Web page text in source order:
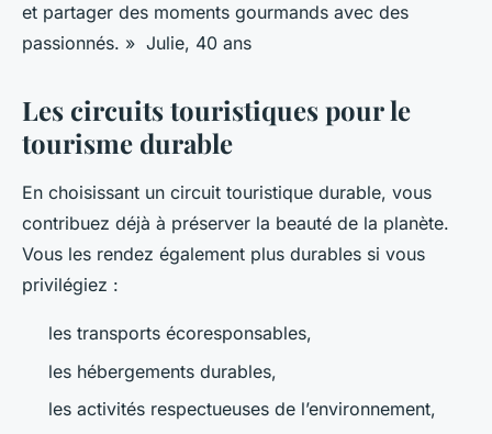
et partager des moments gourmands avec des
passionnés. » Julie, 40 ans
Les circuits touristiques pour le
tourisme durable
En choisissant un circuit touristique durable, vous
contribuez déjà à préserver la beauté de la planète.
Vous les rendez également plus durables si vous
privilégiez :
les transports écoresponsables,
les hébergements durables,
les activités respectueuses de l’environnement,